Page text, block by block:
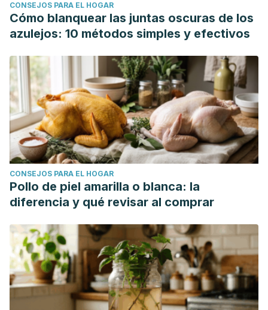
Lizeth, M., & Cargua, I. (2021).
odontología
(Bachelor's thesis, Universidad Nacional de
Chimborazo).
Villavicencio-Caparó, E. (2021). Odontología digital al
alcance de todos.Odontología Activa Revista
Científica,6(2), V-VII.
Bernal González, C. APLICACIONES DEL ESCÁNER
INTRAORAL EN LAS DISTINTAS RAMAS DE LA
ODONTOLOGÍA CONTEMPORÁNEA.
Henao, J., Ramos, J. S., Humberto, C., Adams, I., Rico, C. A.,
Escandón, J. M., & Echeverri, D. (2018). Elaboración de un
nuevo tipo de guías quirúrgicas para implantes dentales
mediante impresión 3D.
Informador técnico
CONSEJOS PARA EL HOGAR
Cómo blanquear las juntas oscuras de los
azulejos: 10 métodos simples y efectivos
CONSEJOS PARA EL HOGAR
Pollo de piel amarilla o blanca: la
diferencia y qué revisar al comprar